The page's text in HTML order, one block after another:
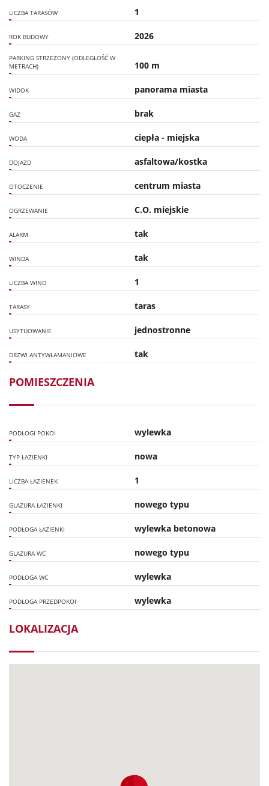
LICZBA TARASÓW 1
ROK BUDOWY 2026
PARKING STRZEŻONY (ODLEGŁOŚĆ W
METRACH)
100 m
WIDOK panorama miasta
GAZ brak
WODA ciepła - miejska
DOJAZD asfaltowa/kostka
OTOCZENIE centrum miasta
OGRZEWANIE C.O. miejskie
ALARM tak
WINDA tak
LICZBA WIND 1
TARASY taras
USYTUOWANIE jednostronne
DRZWI ANTYWŁAMANIOWE tak
POMIESZCZENIA
PODŁOGI POKOI wylewka
TYP ŁAZIENKI nowa
LICZBA ŁAZIENEK 1
GLAZURA ŁAZIENKI nowego typu
PODŁOGA ŁAZIENKI wylewka betonowa
GLAZURA WC nowego typu
PODŁOGA WC wylewka
PODŁOGA PRZEDPOKOI wylewka
LOKALIZACJA